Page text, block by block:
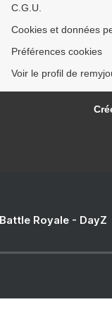
C.G.U.
Cookies et données
Préférences cookies
Voir le profil de
Royale - DayZ